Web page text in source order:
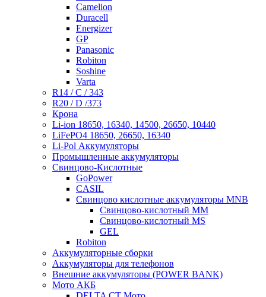
Camelion
Duracell
Energizer
GP
Panasonic
Robiton
Soshine
Varta
R14 / C / 343
R20 / D /373
Крона
Li-ion 18650, 16340, 14500, 26650, 10440
LiFePO4 18650, 26650, 16340
Li-Pol Аккумуляторы
Промышленные аккумуляторы
Свинцово-Кислотные
GoPower
CASIL
Свинцово кислотные аккумуляторы MNB
Cвинцово-кислотный MM
Cвинцово-кислотный MS
GEL
Robiton
Аккумуляторные сборки
Аккумуляторы для телефонов
Внешние аккумуляторы (POWER BANK)
Мото АКБ